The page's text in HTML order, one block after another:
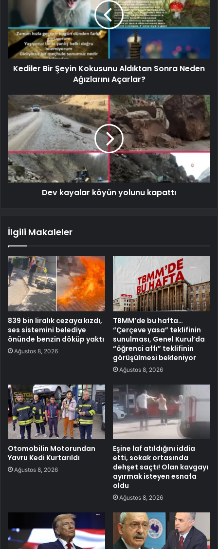
Kediler Bir Şeyin Kokusunu Aldıktan Sonra Neden
Ağızlarını Açarlar?
Dev kayalar köyün yolunu kapattı
İlgili Makaleler
839 bin liralık cezaya kızdı,
ses sistemini belediye
önünde benzin döküp yaktı
Ağustos 8, 2026
TBMM’de bu hafta…
“Çerçeve yasa” teklifinin
sunulması, Genel Kurul’da
“öğrenci affı” teklifinin
görüşülmesi bekleniyor
Ağustos 8, 2026
Otomobilin Motorundan
Yavru Kedi Kurtarıldı
Ağustos 8, 2026
Eşine laf atıldığını iddia
etti, sokak ortasında
dehşet saçtı! Olan kavgayı
ayırmak isteyen esnafa
oldu
Ağustos 8, 2026